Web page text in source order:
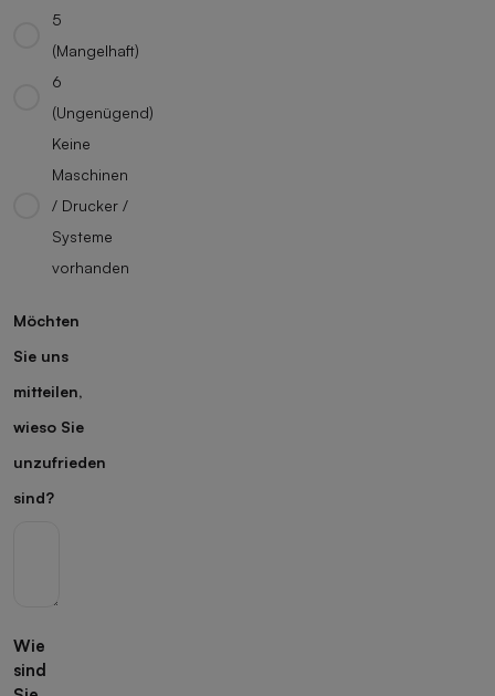
5
(Mangelhaft)
6
(Ungenügend)
Keine
Maschinen
/ Drucker /
Systeme
vorhanden
Möchten
Sie uns
mitteilen,
wieso Sie
unzufrieden
sind?
Wie
sind